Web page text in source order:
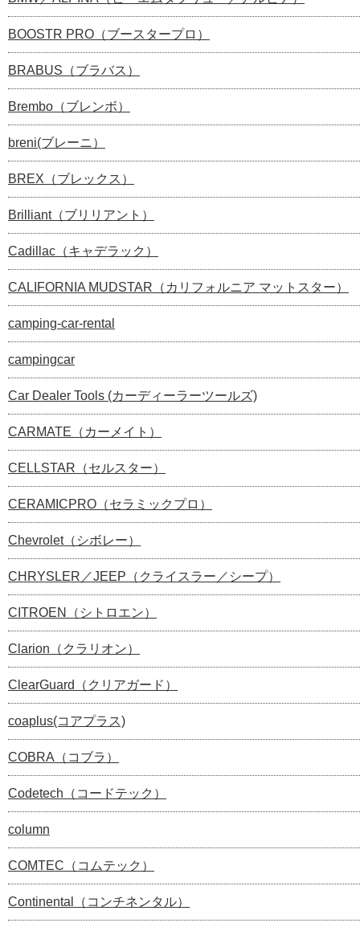
BOOSTR PRO（ブースタープロ）
BRABUS（ブラバス）
Brembo（ブレンボ）
breni(ブレーニ）
BREX（ブレックス）
Brilliant（ブリリアント）
Cadillac（キャデラック）
CALIFORNIA MUDSTAR（カリフォルニア マットスター）
camping-car-rental
campingcar
Car Dealer Tools (カーディーラーツールズ)
CARMATE（カーメイト）
CELLSTAR（セルスター）
CERAMICPRO（セラミックプロ）
Chevrolet（シボレー）
CHRYSLER／JEEP（クライスラー／シープ）
CITROEN（シトロエン）
Clarion（クラリオン）
ClearGuard（クリアガード）
coaplus(コアプラス)
COBRA（コブラ）
Codetech（コードテック）
column
COMTEC（コムテック）
Continental（コンチネンタル）